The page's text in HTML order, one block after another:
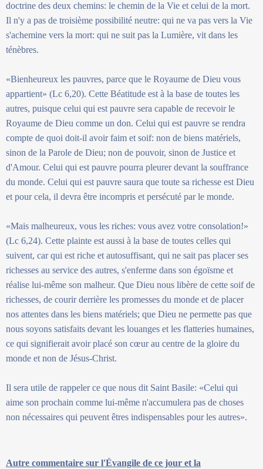
doctrine des deux chemins: le chemin de la Vie et celui de la mort.
Il n'y a pas de troisième possibilité neutre: qui ne va pas vers la Vie
s'achemine vers la mort: qui ne suit pas la Lumière, vit dans les
ténèbres.
«Bienheureux les pauvres, parce que le Royaume de Dieu vous
appartient» (Lc 6,20). Cette Béatitude est à la base de toutes les
autres, puisque celui qui est pauvre sera capable de recevoir le
Royaume de Dieu comme un don. Celui qui est pauvre se rendra
compte de quoi doit-il avoir faim et soif: non de biens matériels,
sinon de la Parole de Dieu; non de pouvoir, sinon de Justice et
d'Amour. Celui qui est pauvre pourra pleurer devant la souffrance
du monde. Celui qui est pauvre saura que toute sa richesse est Dieu
et pour cela, il devra être incompris et persécuté par le monde.
«Mais malheureux, vous les riches: vous avez votre consolation!»
(Lc 6,24). Cette plainte est aussi à la base de toutes celles qui
suivent, car qui est riche et autosuffisant, qui ne sait pas placer ses
richesses au service des autres, s'enferme dans son égoïsme et
réalise lui-même son malheur. Que Dieu nous libère de cette soif de
richesses, de courir derrière les promesses du monde et de placer
nos attentes dans les biens matériels; que Dieu ne permette pas que
nous soyons satisfaits devant les louanges et les flatteries humaines,
ce qui signifierait avoir placé son cœur au centre de la gloire du
monde et non de Jésus-Christ.
Il sera utile de rappeler ce que nous dit Saint Basile: «Celui qui
aime son prochain comme lui-même n'accumulera pas de choses
non nécessaires qui peuvent êtres indispensables pour les autres».
Autre commentaire sur l'Évangile de ce jour et la